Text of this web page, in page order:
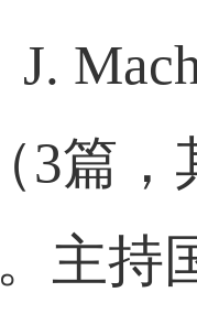
J.
（3篇，
。主持